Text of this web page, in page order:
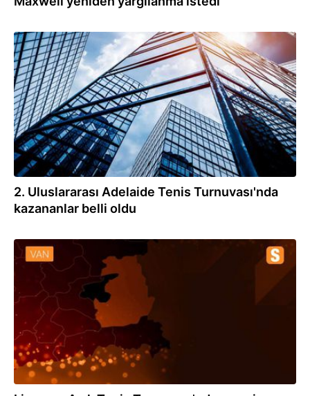
15.01.2022
2. Uluslararası Adelaide Tenis Turnuvası'nda
kazananlar belli oldu
19.12.2021